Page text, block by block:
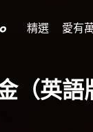
精選 愛有
（英語